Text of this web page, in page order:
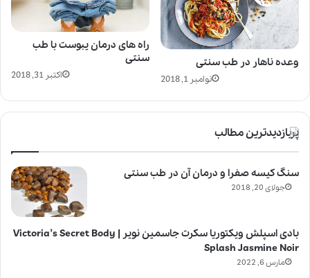
راه های درمان یبوست با طب
سنتی
اکتبر 31, 2018
وعده ناهار در طب سنتی
نوامبر 1, 2018
پربازدیدترین مطالب
سنگ کیسه صفرا و درمان آن در طب سنتی
جولای 20, 2018
بادی اسپلش ویکتوریا سکرت جاسمین نویر | Victoria’s Secret Body
Splash Jasmine Noir
مارس 6, 2022